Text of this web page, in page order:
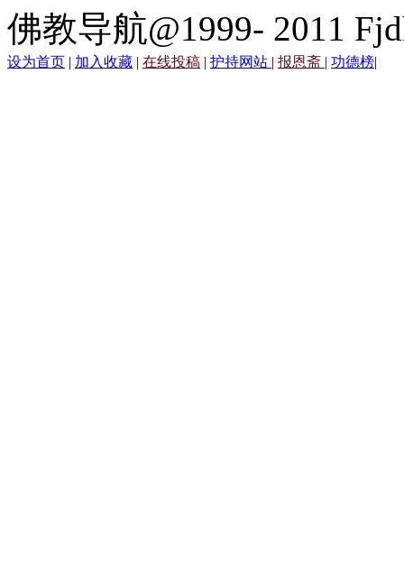
佛教导航@1999- 2011
设为首页 | 加入收藏 | 在线投稿 | 护持网站 | 报恩斋 | 功德榜|